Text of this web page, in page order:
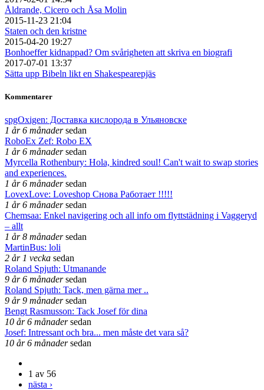
Åldrande, Cicero och Åsa Molin
2015-11-23 21:04
Staten och den kristne
2015-04-20 19:27
Bonhoeffer kidnappad? Om svårigheten att skriva en biografi
2017-07-01 13:37
Sätta upp Bibeln likt en Shakespearepjäs
Kommentarer
spgOxigen: Доставка кислорода в Ульяновске
1 år 6 månadersedan
RoboEx Zef: Robo EX
1 år 6 månadersedan
Myrcella Rothenbury: Hola, kindred soul! Can't wait to swap stories
and experiences.
1 år 6 månadersedan
LovexLove: Loveshop Снова Работает !!!!!
1 år 6 månadersedan
Chemsaa: Enkel navigering och all info om flyttstädning i Vaggeryd
– allt
1 år 8 månadersedan
MartinBus: loli
2 år 1 vecka sedan
Roland Spjuth: Utmanande
9 år 6 månadersedan
Roland Spjuth: Tack, men gärna mer ..
9 år 9 månadersedan
Bengt Rasmusson: Tack Josef för dina
10 år 6 månadersedan
Josef: Intressant och bra... men måste det vara så?
10 år 6 månadersedan
1 av 56
nästa ›